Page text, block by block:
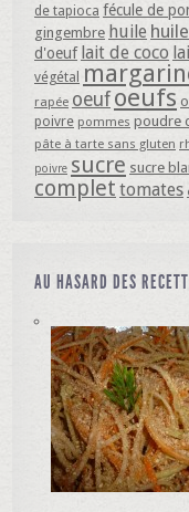
de tapioca fécule de
gingembre huile
d'oeuf lait de coco
végétal
rapée oeuf oeufs
poivre pommes poudre
pâte à tarte sans gluten
poivre sucre sucre
complet tomates
AU HASARD DES